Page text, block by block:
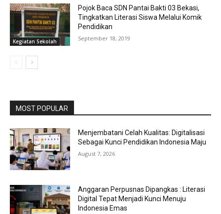
Kegiatan Sekolah
Pojok Baca SDN Pantai Bakti 03 Bekasi,
Tingkatkan Literasi Siswa Melalui Komik
Pendidikan
September 18, 2019
MOST POPULAR
Menjembatani Celah Kualitas: Digitalisasi
Sebagai Kunci Pendidikan Indonesia Maju
August 7, 2026
Anggaran Perpusnas Dipangkas : Literasi
Digital Tepat Menjadi Kunci Menuju
Indonesia Emas